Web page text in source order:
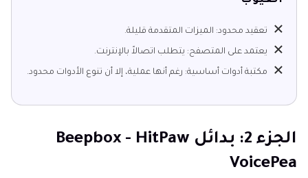
تعقيد محدود: الميزات المتقدمة قليلة.
يعتمد على المتصفح: يتطلب اتصالاً بالإنترنت.
مكتبة أدوات أساسية: رغم أنها عملية، إلا أن تنوع الأدوات محدود.
الجزء 2: بدائل Beepbox - HitPaw
VoicePea